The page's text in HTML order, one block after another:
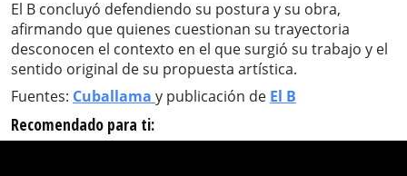
El B concluyó defendiendo su postura y su obra,
afirmando que quienes cuestionan su trayectoria
desconocen el contexto en el que surgió su trabajo y el
sentido original de su propuesta artística.
Fuentes: Cuballama y publicación de El B
Recomendado para ti: